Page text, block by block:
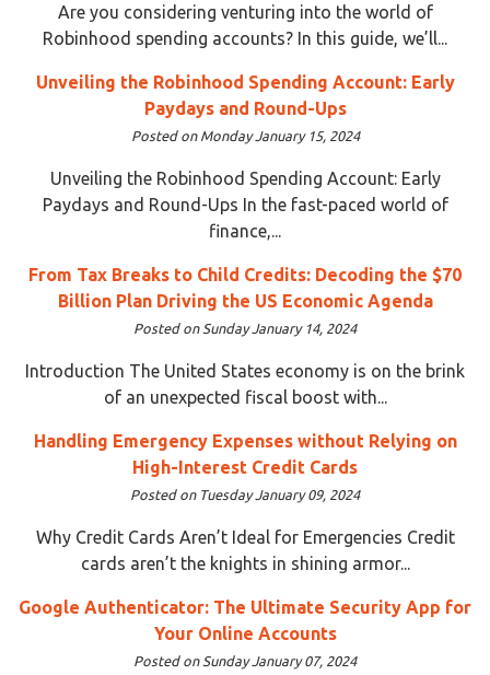
Are you considering venturing into the world of
Robinhood spending accounts? In this guide, we’ll...
Unveiling the Robinhood Spending Account: Early
Paydays and Round-Ups
Posted on Monday January 15, 2024
Unveiling the Robinhood Spending Account: Early
Paydays and Round-Ups In the fast-paced world of
finance,...
From Tax Breaks to Child Credits: Decoding the $70
Billion Plan Driving the US Economic Agenda
Posted on Sunday January 14, 2024
Introduction The United States economy is on the brink
of an unexpected fiscal boost with...
Handling Emergency Expenses without Relying on
High-Interest Credit Cards
Posted on Tuesday January 09, 2024
Why Credit Cards Aren’t Ideal for Emergencies Credit
cards aren’t the knights in shining armor...
Google Authenticator: The Ultimate Security App for
Your Online Accounts
Posted on Sunday January 07, 2024